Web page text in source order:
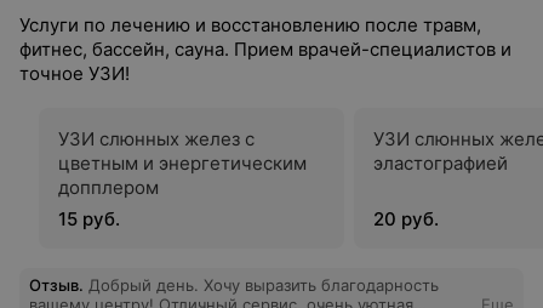
Услуги по лечению и восстановлению после травм,
фитнес, бассейн, сауна. Прием врачей-специалистов и
точное УЗИ!
УЗИ слюнных желез с
цветным и энергетическим
допплером
15 руб.
УЗИ слюнных
эластографией
20 руб.
Отзыв. Добрый день. Хочу выразить благодарность